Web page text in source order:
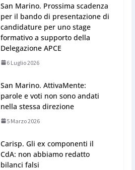
San Marino. Prossima scadenza
per il bando di presentazione di
candidature per uno stage
formativo a supporto della
Delegazione APCE
6 Luglio 2026
San Marino. AttivaMente:
parole e voti non sono andati
nella stessa direzione
5 Marzo 2026
Carisp. Gli ex componenti il
CdA: non abbiamo redatto
bilanci falsi